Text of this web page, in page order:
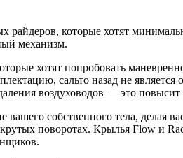
которые хотят
механизм.
хотят попробовать
сальто назад не
воздуховодов — это
вашего собственного тела, делая
поворотах. Крылья Flow и